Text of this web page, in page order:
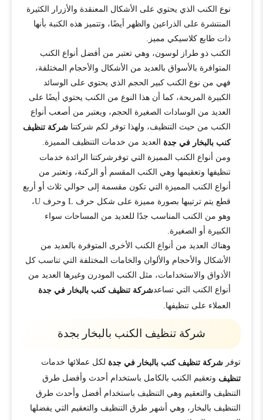
نوع الكنب الذي يحتوي على الأشكال المعنقدة والأزرار الكثيرة
المنتشرة على الذراعين والظهر أيضًا، وتتميز هذه الكنبة بأنها
ذات طابع كلاسيكي مميز.
الكنب ذو طراز لوسون، وهي تعتبر من أفضل أنواع الكنب
المتوافرة بالأسواق بالعديد من الأشكال والأحجام المختلفة،
فهي من نوع الكنب كبير الحجم الذي يحتوي على الوسائد
الكبيرة المريحة، كما أن هذا النوع من الكنب يحتوي أيضًا على
العديد من الوسادات الصغيرة الحجم، ويعتبر من أصعب أنواع
الكنب من حيث التنظيف، ولهذا توفر لكم شركتنا شركة تنظيف
كنب بالبخار في جدة
العديد من خدمات التنظيف المميزة.
ومن أنواع الكنب المميزة التي توفرشركتنا الرائدة خدمات
تنظيفها وتعقيمها وهي الكنب المقسم أو الركنة، وتعتبر من
أنواع الكنب المميزة التي تكون مقسمة إلى حوالي ثلاث أو أربع
قطع يتم ترتيبها بصورة مميزة على شكل حرف L وحرف U،
وهو من الكنب المناسب جدًا للعديد من المساحات سواء
الكبيرة أو الصغيرة.
وهناك العديد من أنواع الكنب الأخرى المتوفرة بالعديد من
الأشكال والأحجام والألوان والخامات المختلفة التي تناسب كل
الأذواق والاستخدامات، مثل الكنب المودرن وغيرها العديد من
أنواع الكنب التي تساعدشركة تنظيف كنب بالبخار في جدة
العملاء على تنظيفها.
شركة تنظيف الكنب بالبخار بجدة
توفر شركة تنظيف كنب بالبخار في جدة لكل عملائها خدمات
تنظيف وتعقيم الكنب بالكامل باستخدام أحدث وأفضل طرق
التنظيف والتعقيم وهي التنظيف باستخدام أفضل وأحدث طرق
التنظيف بالبخار، وهي أشهر طرق التنظيف والتعقيم التي يفضلها